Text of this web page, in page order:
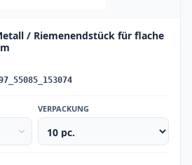
/ Riemenendstück für flache
VERPACKUNG